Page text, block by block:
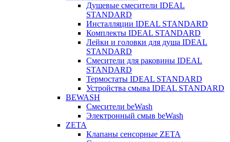
Душевые смесители IDEAL
STANDARD
Инсталляции IDEAL STANDARD
Комплекты IDEAL STANDARD
Лейки и головки для душа IDEAL
STANDARD
Смесители для раковины IDEAL
STANDARD
Термостаты IDEAL STANDARD
Устройства смыва IDEAL STANDARD
BEWASH
Смесители beWash
Электронный смыв beWash
ZETA
Клапаны сенсорные ZETA